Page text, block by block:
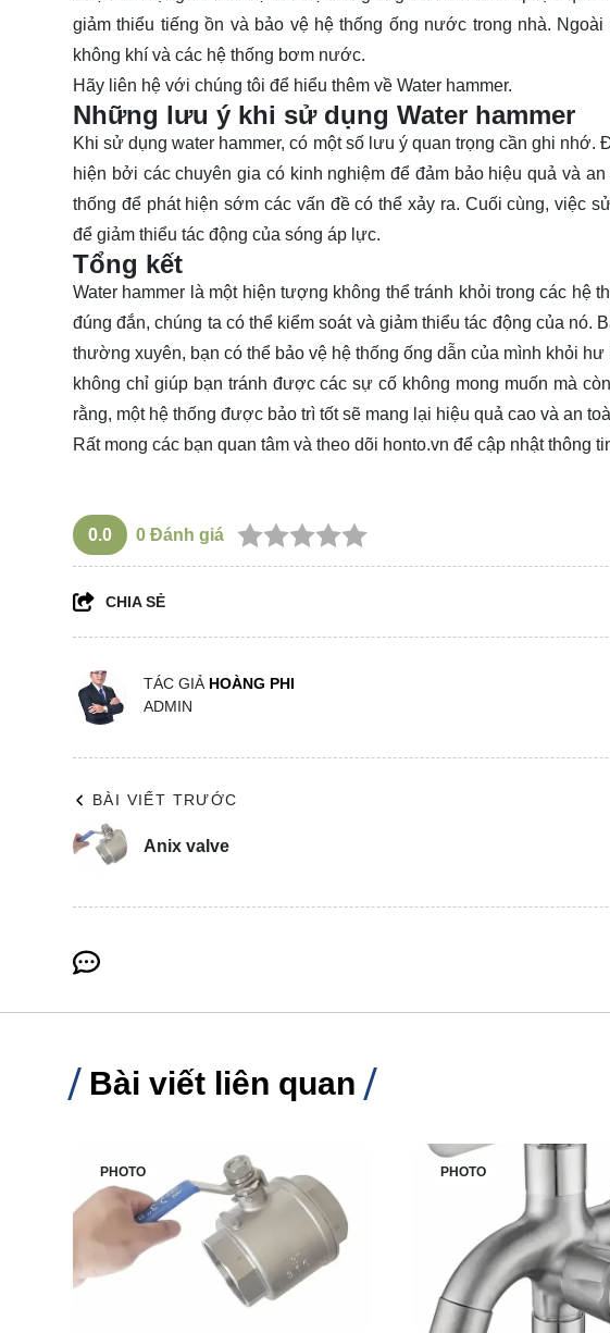
giảm thiểu tiếng ồn và bảo vệ hệ thống ống nước trong nhà.
không khí và các hệ thống bơm nước.
Hãy liên hệ với chúng tôi để hiểu thêm về Water hammer.
Những lưu ý khi sử dụng Water hammer
Khi sử dụng water hammer, có một số lưu ý quan trọng cần ghi
hiện bởi các chuyên gia có kinh nghiệm để đảm bảo hiệu quả và
thống để phát hiện sớm các vấn đề có thể xảy ra. Cuối cùng, việc
để giảm thiểu tác động của sóng áp lực.
Tổng kết
Water hammer là một hiện tượng không thể tránh khỏi trong các
đúng đắn, chúng ta có thể kiểm soát và giảm thiểu tác động của nó.
thường xuyên, bạn có thể bảo vệ hệ thống ống dẫn của mình khỏi
không chỉ giúp bạn tránh được các sự cố không mong muốn mà
rằng, một hệ thống được bảo trì tốt sẽ mang lại hiệu quả cao và an
Rất mong các bạn quan tâm và theo dõi honto.vn để cập nhật thông
0.0 0 Đánh giá
CHIA SẺ
TÁC GIẢ HOÀNG PHI
ADMIN
BÀI VIẾT TRƯỚC
Anix valve
Bài viết liên quan
PHOTO PHOTO